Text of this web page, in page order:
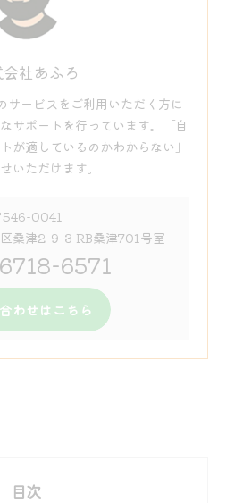
社あふろ
サービスをご利用いただく方に
サポートを行っています。「自
が適しているのかわからない」
いただけます。
546-0041
桑津2-9-3 RB桑津701号室
6571
わせはこちら
目次